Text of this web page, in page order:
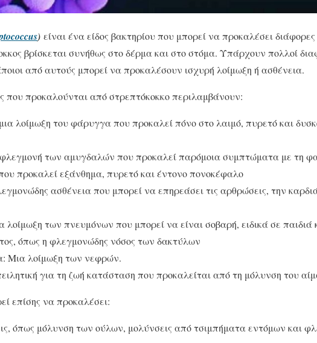
) είναι ένα είδος βακτηρίου που μπορεί να προκαλέσει
βρίσκεται συνήθως στο δέρμα και στο στόμα. Υπάρχουν πολλοί
από αυτούς μπορεί να προκαλέσουν ισχυρή λοίμωξη ή ασθένεια.
που προκαλούνται από στρεπτόκοκκο περιλαμβάνουν:
λοίμωξη του φάρυγγα που προκαλεί πόνο στο λαιμό, πυρετό και
των αμυγδαλών που προκαλεί παρόμοια συμπτώματα με τη
προκαλεί εξάνθημα, πυρετό και έντονο πονοκέφαλο
ασθένεια που μπορεί να επηρεάσει τις αρθρώσεις, την
λοίμωξη των πνευμόνων που μπορεί να είναι σοβαρή, ειδικά σε παιδιά
όπως η φλεγμονώδης νόσος των δακτύλων
Μια λοίμωξη των νεφρών.
για τη ζωή κατάσταση που προκαλείται από τη μόλυνση του
επίσης να προκαλέσει:
όπως μόλυνση των ούλων, μολύνσεις από τσιμπήματα εντόμων και